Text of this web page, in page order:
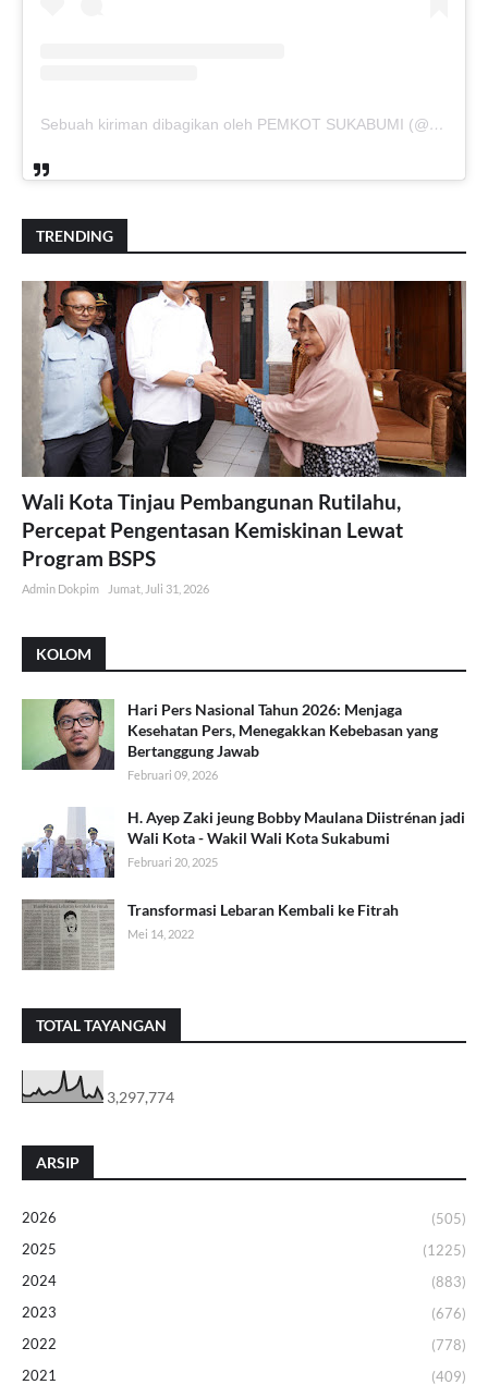
Sebuah kiriman dibagikan oleh PEMKOT SUKABUMI (@pemkotsukabumi_)
TRENDING
Wali Kota Tinjau Pembangunan Rutilahu,
Percepat Pengentasan Kemiskinan Lewat
Program BSPS
Admin Dokpim Jumat, Juli 31, 2026
KOLOM
Hari Pers Nasional Tahun 2026: Menjaga
Kesehatan Pers, Menegakkan Kebebasan yang
Bertanggung Jawab
Februari 09, 2026
H. Ayep Zaki jeung Bobby Maulana Diistrénan jadi
Wali Kota - Wakil Wali Kota Sukabumi
Februari 20, 2025
Transformasi Lebaran Kembali ke Fitrah
Mei 14, 2022
TOTAL TAYANGAN
3,297,774
ARSIP
2026
(505)
2025
(1225)
2024
(883)
2023
(676)
2022
(778)
2021
(409)